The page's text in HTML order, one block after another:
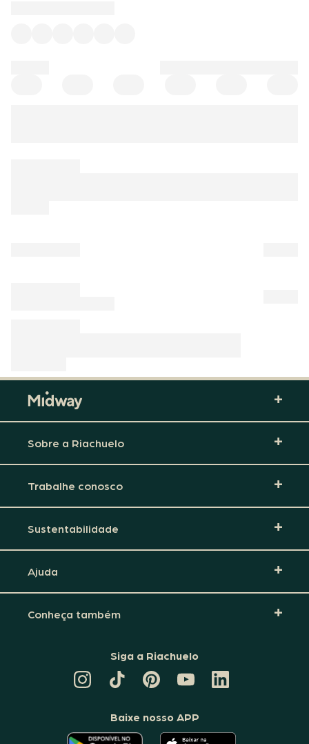
Sobre a Riachuelo
Trabalhe conosco
Sustentabilidade
Ajuda
Conheça também
Siga a Riachuelo
TIKTOK
DA
PINTEREST
DA
CANAL
DA
RIACHUELO
LINKEDIN
DA
Baixe nosso APP
O O